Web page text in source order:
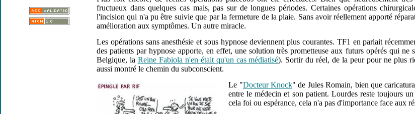
fructueux dans quelques cas mais, pas sur de longues périodes. Certaines opérations
l'incision qui n'a pu être suivie que par la fermeture de la plaie. Sans avoir réellement apporté
amélioration aux symptômes. Un autre miracle.
Les opérations sans anesthésie et sous hypnose deviennent plus courantes. TF1 en parlait
des patients par hypnose apporte, en effet, une solution très prometteuse aux futurs opérés qui ne
Belgique, la Reine Fabiola n'en était qu'un cas médiatisé). Sortir du réel, de la peur pour ne plus
aussi montré le chemin du subconscient.
Le "Docteur Knock" de Jules Romain, bien que
entre le médecin et son patient. Lourdes reste toujours
cela foi ou espérance, cela n'a pas d'importance face aux